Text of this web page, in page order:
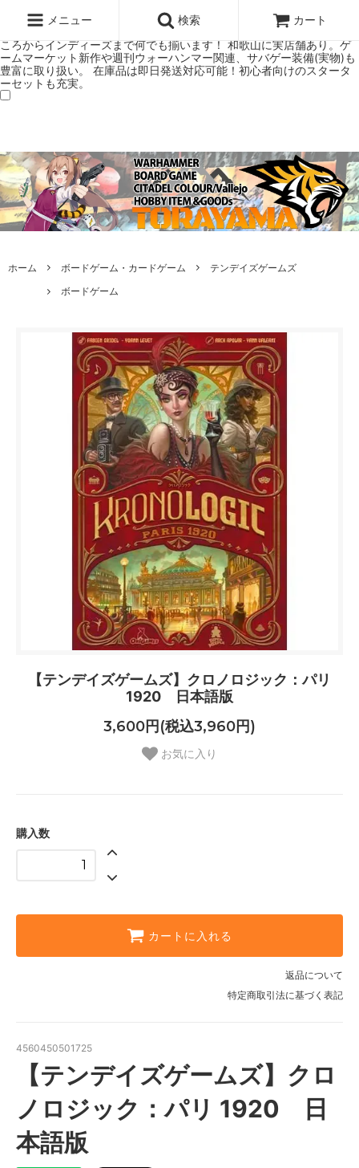
ミアムショップTORAYAMA。通販・オンラインショップです！ ウォー
ハンマーとボードゲームのことなら当店へ！ボードゲームもメジャーど
ころからインディーズまで何でも揃います！ 和歌山に実店舗あり。ゲ
ームマーケット新作や週刊ウォーハンマー関連、サバゲー装備(実物)も
豊富に取り扱い。 在庫品は即日発送対応可能！初心者向けのスタータ
ーセットも充実。
メニュー 検索 カート
ホーム ボードゲーム・カードゲーム
テンデイズゲームズ
ボードゲーム
【テンデイズゲームズ】クロノロジック：パリ
1920 日本語版
3,600円(税込3,960円)
お気に入り
購入数
カートに入れる
返品について
特定商取引法に基づく表記
4560450501725
【テンデイズゲームズ】クロ
ノロジック：パリ 1920 日
本語版